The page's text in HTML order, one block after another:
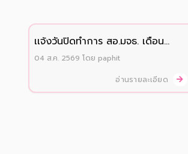
เเจ้งวันปิดทำการ สอ.มจธ. เดือน
สิงหาคม 2569
04 ส.ค. 2569 โดย paphit
อ่านรายละเอียด